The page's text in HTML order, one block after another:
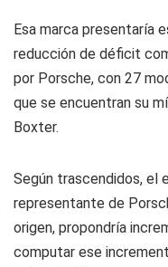
Esa marca presentaría
reducción de déficit
por Porsche, con 27
que se encuentran su
Boxter.
Según trascendidos, el
representante de
origen, propondría
computar ese